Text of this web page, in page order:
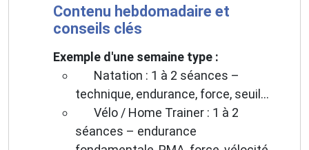
Contenu hebdomadaire et
conseils clés
Exemple d'une semaine type :
Natation : 1 à 2 séances –
technique, endurance, force, seuil...
Vélo / Home Trainer : 1 à 2
séances – endurance